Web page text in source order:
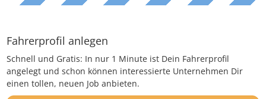
Fahrerprofil anlegen
Schnell und Gratis: In nur 1 Minute ist Dein Fahrerprofil
angelegt und schon können interessierte Unternehmen Dir
einen tollen, neuen Job anbieten.